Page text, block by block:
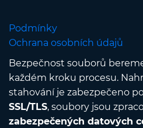
Podmínky
Ochrana osobních údajů
Bezpečnost souborů
každém kroku procesu.
stahování je zabezpečeno
SSL/TLS, soubory jsou
zabezpečených datových